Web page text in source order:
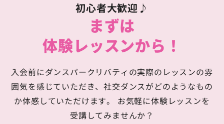
初心者大歓迎♪
まずは
体験レッスンから！
入会前にダンスパークリバティの実際のレッスンの雰
囲気を感じていただき、社交ダンスがどのようなもの
か体感していただけます。
お気軽に体験レッスンを
受講してみませんか？